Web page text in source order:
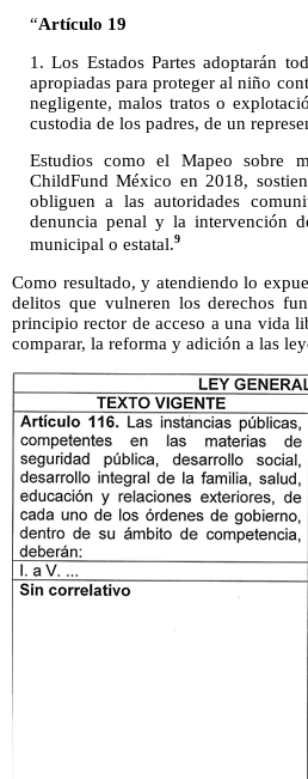
“Artículo 19
1. Los Estados Partes adoptarán
apropiadas para proteger al niño
negligente, malos tratos o
custodia de los padres, de un
Estudios como el Mapeo sobre
ChildFund México en 2018,
obliguen a las autoridades
denuncia penal y la intervención
municipal o estatal.9
Como resultado, y atendiendo lo
delitos que vulneren los derechos
principio rector de acceso a una vida
comparar, la reforma y adición a las